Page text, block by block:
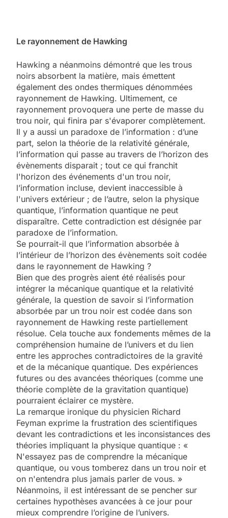
Le rayonnement de Hawking
Hawking a néanmoins démontré que les trous
noirs absorbent la matière, mais émettent
également des ondes thermiques dénommées
rayonnement de Hawking. Ultimement, ce
rayonnement provoquera une perte de masse du
trou noir, qui finira par s'évaporer complètement.
Il y a aussi un paradoxe de l’information : d’une
part, selon la théorie de la relativité générale,
l’information qui passe au travers de l’horizon des
évènements disparait ; tout ce qui franchit
l'horizon des événements d'un trou noir,
l’information incluse, devient inaccessible à
l'univers extérieur ; de l’autre, selon la physique
quantique, l’information quantique ne peut
disparaître. Cette contradiction est désignée par
paradoxe de l’information.
Se pourrait-il que l’information absorbée à
l’intérieur de l’horizon des évènements soit codée
dans le rayonnement de Hawking ?
Bien que des progrès aient été réalisés pour
intégrer la mécanique quantique et la relativité
générale, la question de savoir si l’information
absorbée par un trou noir est codée dans son
rayonnement de Hawking reste partiellement
résolue. Cela touche aux fondements mêmes de la
compréhension humaine de l’univers et du lien
entre les approches contradictoires de la gravité
et de la mécanique quantique. Des expériences
futures ou des avancées théoriques (comme une
théorie complète de la gravitation quantique)
pourraient éclairer ce mystère.
La remarque ironique du physicien Richard
Feyman exprime la frustration des scientifiques
devant les contradictions et les inconsistances des
théories impliquant la physique quantique : «
N'essayez pas de comprendre la mécanique
quantique, ou vous tomberez dans un trou noir et
on n'entendra plus jamais parler de vous. »
Néanmoins, il est intéressant de se pencher sur
certaines hypothèses avancées à ce jour pour
mieux comprendre l’origine de l’univers.